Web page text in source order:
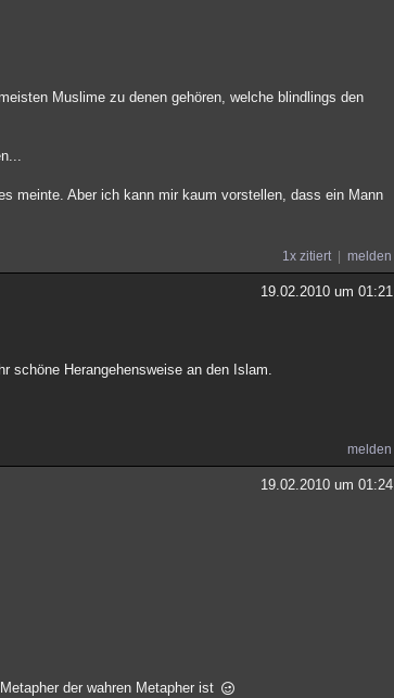
Muslime zu denen gehören, welche blindlings den
meinte. Aber ich kann mir kaum vorstellen, dass ein Mann
1x zitiert melden
19.02.2010 um 01:21
schöne Herangehensweise an den Islam.
melden
19.02.2010 um 01:24
der wahren Metapher ist